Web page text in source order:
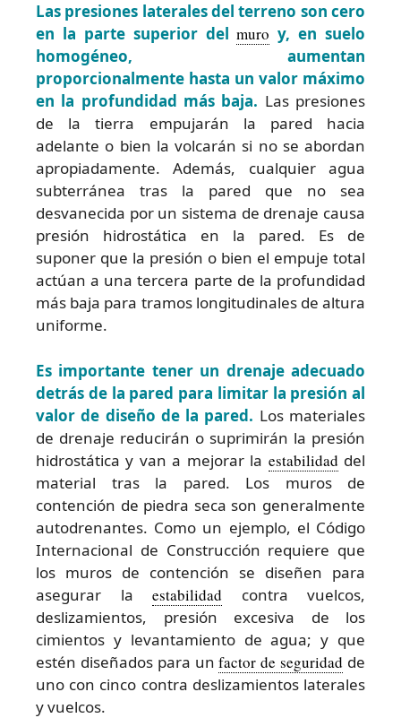
Las presiones laterales del terreno son cero
en la parte superior delmuro y, en suelo
homogéneo, aumentan
proporcionalmente hasta un valor máximo
en la profundidad más baja. Las presiones
de la tierra empujarán la pared hacia
adelante o bien la volcarán si no se abordan
apropiadamente. Además, cualquier agua
subterránea tras la pared que no sea
desvanecida por un sistema de drenaje causa
presión hidrostática en la pared. Es de
suponer que la presión o bien el empuje total
actúan a una tercera parte de la profundidad
más baja para tramos longitudinales de altura
uniforme.
Es importante tener un drenaje adecuado
detrás de la pared para limitar la presión al
valor de diseño de la pared. Los materiales
de drenaje reducirán o suprimirán la presión
hidrostática y van a mejorar la estabilidad del
material tras la pared. Los muros de
contención de piedra seca son generalmente
autodrenantes. Como un ejemplo, el Código
Internacional de Construcción requiere que
los muros de contención se diseñen para
asegurar la estabilidad contra vuelcos,
deslizamientos, presión excesiva de los
cimientos y levantamiento de agua; y que
estén diseñados para unfactor de seguridad de
uno con cinco contra deslizamientos laterales
y vuelcos.